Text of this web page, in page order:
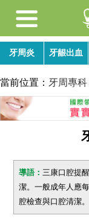
牙周炎 牙龈出血
當前位置： 牙周專科
導語：三康口腔提
潔。一般成年人應
腔檢查與口腔清潔。